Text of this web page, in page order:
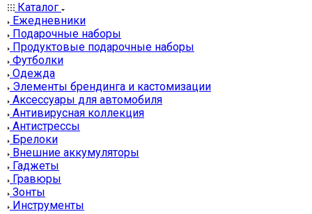
Каталог
Ежедневники
Подарочные наборы
Продуктовые подарочные наборы
Футболки
Одежда
Элементы брендинга и кастомизации
Аксессуары для автомобиля
Антивирусная коллекция
Антистрессы
Брелоки
Внешние аккумуляторы
Гаджеты
Гравюры
Зонты
Инструменты